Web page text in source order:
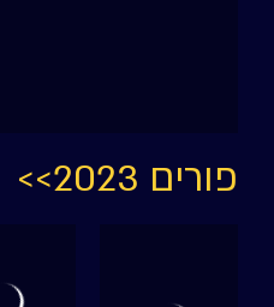
פורים 2023>>